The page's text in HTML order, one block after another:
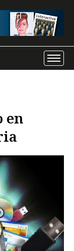
en